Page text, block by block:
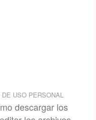
USO PERSONAL
descargar los